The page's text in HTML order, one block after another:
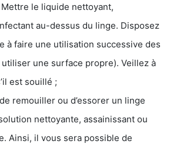
le liquide nettoyant,
au-dessus du linge. Disposez
à faire une utilisation successive des
une surface propre). Veillez à
est souillé ;
remouiller ou d’essorer un linge
nettoyante, assainissant ou
Ainsi, il vous sera possible de